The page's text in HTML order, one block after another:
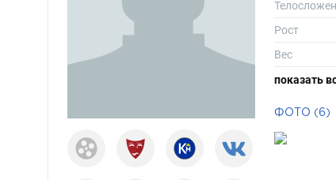
Рост
Вес
Размер
показать
ФОТО (6)